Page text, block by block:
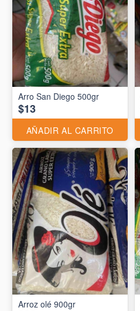
Arro San Diego 500gr
$13
AÑADIR AL CARRITO
Arroz olé 900gr